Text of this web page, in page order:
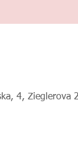
4, Zieglerova